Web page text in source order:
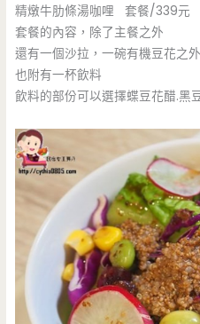
精燉牛肋條湯咖哩 套餐/339元
套餐的內容，除了主餐之外
還有一個沙拉，一碗有機豆花之外
也附有一杯飲料
飲料的部份可以選擇蝶豆花醋.黑